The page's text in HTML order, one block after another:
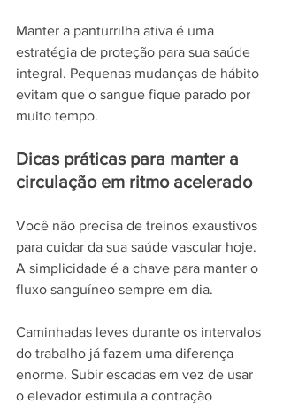
Manter a panturrilha ativa é uma
estratégia de proteção para sua saúde
integral. Pequenas mudanças de hábito
evitam que o sangue fique parado por
muito tempo.
Dicas práticas para manter a
circulação em ritmo acelerado
Você não precisa de treinos exaustivos
para cuidar da sua saúde vascular hoje.
A simplicidade é a chave para manter o
fluxo sanguíneo sempre em dia.
Caminhadas leves durante os intervalos
do trabalho já fazem uma diferença
enorme. Subir escadas em vez de usar
o elevador estimula a contração